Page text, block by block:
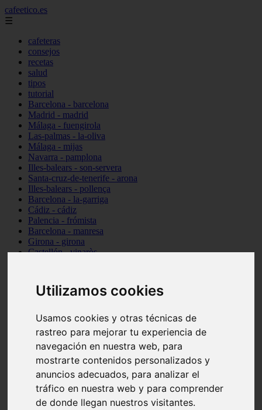
Utilizamos cookies
Usamos cookies y otras técnicas de
rastreo para mejorar tu experiencia de
navegación en nuestra web, para
mostrarte contenidos personalizados y
anuncios adecuados, para analizar el
tráfico en nuestra web y para comprender
de donde llegan nuestros visitantes.
cafeetico.es
☰
cafeteras
consejos
recetas
salud
tipos
tutorial
Barcelona - barcelona
Madrid - madrid
Málaga - fuengirola
Las-palmas - la-oliva
Málaga - mijas
Navarra - pamplona
Illes-balears - son-servera
Santa-cruz-de-tenerife - arona
Illes-balears - pollença
Barcelona - la-garriga
Cádiz - cádiz
Palencia - frómista
Barcelona - manresa
Girona - girona
Castellón - vinaròs
Málaga - nerja
Girona - blanes
Málaga - marbella
Asturias - gijón
Girona - figueres
Alicante - santa-pola
Almería - roquetas-de-mar
Girona - tossa-de-mar
Barcelona - sant-cugat-del-vallès